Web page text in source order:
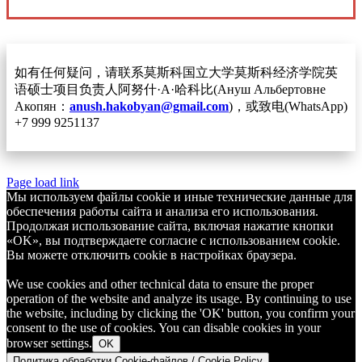
如有任何疑问，请联系莫斯科国立大学莫斯科经济学院英
语硕士项目负责人阿努什·A·哈科比(Ануш Альбертовне
Акопян： anush.hakobyan@gmail.com)，或致电(WhatsApp)
+7 999 9251137
Page load link
Мы используем файлы cookie и иные технические данные для
обеспечения работы сайта и анализа его использования.
Продолжая использование сайта, включая нажатие кнопки
«OK», вы подтверждаете согласие с использованием cookie.
Вы можете отключить cookie в настройках браузера.
We use cookies and other technical data to ensure the proper
operation of the website and analyze its usage. By continuing to use
the website, including by clicking the 'OK' button, you confirm your
consent to the use of cookies. You can disable cookies in your
browser settings. OK